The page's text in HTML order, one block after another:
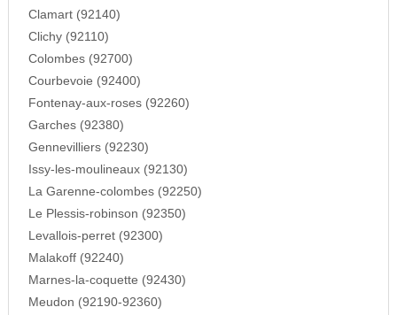
Clamart (92140)
Clichy (92110)
Colombes (92700)
Courbevoie (92400)
Fontenay-aux-roses (92260)
Garches (92380)
Gennevilliers (92230)
Issy-les-moulineaux (92130)
La Garenne-colombes (92250)
Le Plessis-robinson (92350)
Levallois-perret (92300)
Malakoff (92240)
Marnes-la-coquette (92430)
Meudon (92190-92360)